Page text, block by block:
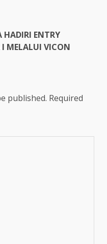
ENTRY
MELALUI VICON
published. Required